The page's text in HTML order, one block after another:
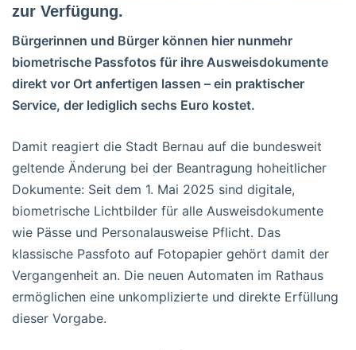
zur Verfügung.
Bürgerinnen und Bürger können hier nunmehr
biometrische Passfotos für ihre Ausweisdokumente
direkt vor Ort anfertigen lassen – ein praktischer
Service, der lediglich sechs Euro kostet.
Damit reagiert die Stadt Bernau auf die bundesweit
geltende Änderung bei der Beantragung hoheitlicher
Dokumente: Seit dem 1. Mai 2025 sind digitale,
biometrische Lichtbilder für alle Ausweisdokumente
wie Pässe und Personalausweise Pflicht. Das
klassische Passfoto auf Fotopapier gehört damit der
Vergangenheit an. Die neuen Automaten im Rathaus
ermöglichen eine unkomplizierte und direkte Erfüllung
dieser Vorgabe.